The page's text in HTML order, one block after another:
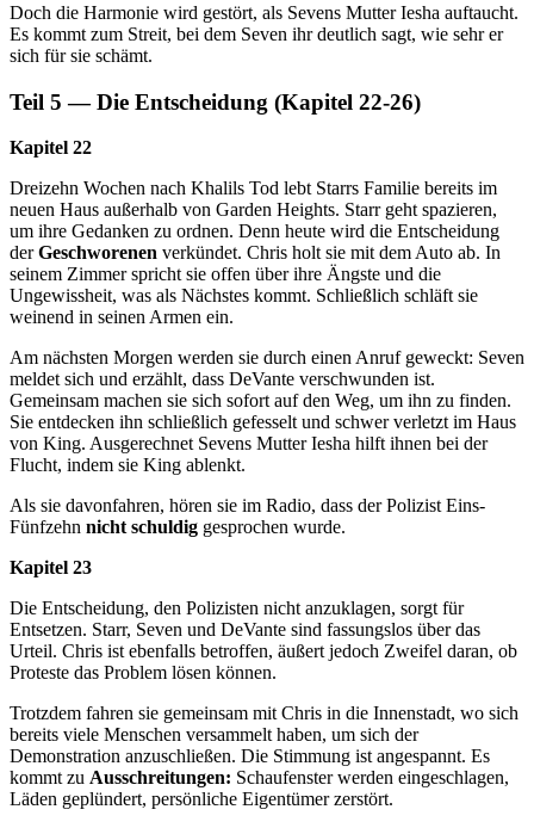
Doch die Harmonie wird gestört, als Sevens Mutter Iesha auftaucht.
Es kommt zum Streit, bei dem Seven ihr deutlich sagt, wie sehr er
sich für sie schämt.
Teil 5 — Die Entscheidung (Kapitel 22-26)
Kapitel 22
Dreizehn Wochen nach Khalils Tod lebt Starrs Familie bereits im
neuen Haus außerhalb von Garden Heights. Starr geht spazieren,
um ihre Gedanken zu ordnen. Denn heute wird die Entscheidung
derGeschworenen verkündet. Chris holt sie mit dem Auto ab. In
seinem Zimmer spricht sie offen über ihre Ängste und die
Ungewissheit, was als Nächstes kommt. Schließlich schläft sie
weinend in seinen Armen ein.
Am nächsten Morgen werden sie durch einen Anruf geweckt: Seven
meldet sich und erzählt, dass DeVante verschwunden ist.
Gemeinsam machen sie sich sofort auf den Weg, um ihn zu finden.
Sie entdecken ihn schließlich gefesselt und schwer verletzt im Haus
von King. Ausgerechnet Sevens Mutter Iesha hilft ihnen bei der
Flucht, indem sie King ablenkt.
Als sie davonfahren, hören sie im Radio, dass der Polizist Eins-
Fünfzehn nicht schuldig gesprochen wurde.
Kapitel 23
Die Entscheidung, den Polizisten nicht anzuklagen, sorgt für
Entsetzen. Starr, Seven und DeVante sind fassungslos über das
Urteil. Chris ist ebenfalls betroffen, äußert jedoch Zweifel daran, ob
Proteste das Problem lösen können.
Trotzdem fahren sie gemeinsam mit Chris in die Innenstadt, wo sich
bereits viele Menschen versammelt haben, um sich der
Demonstration anzuschließen. Die Stimmung ist angespannt. Es
kommt zu Ausschreitungen: Schaufenster werden eingeschlagen,
Läden geplündert, persönliche Eigentümer zerstört.